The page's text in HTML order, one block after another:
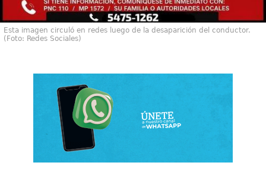
Esta imagen circuló en redes luego de la desaparición del conductor.
(Foto: Redes Sociales)